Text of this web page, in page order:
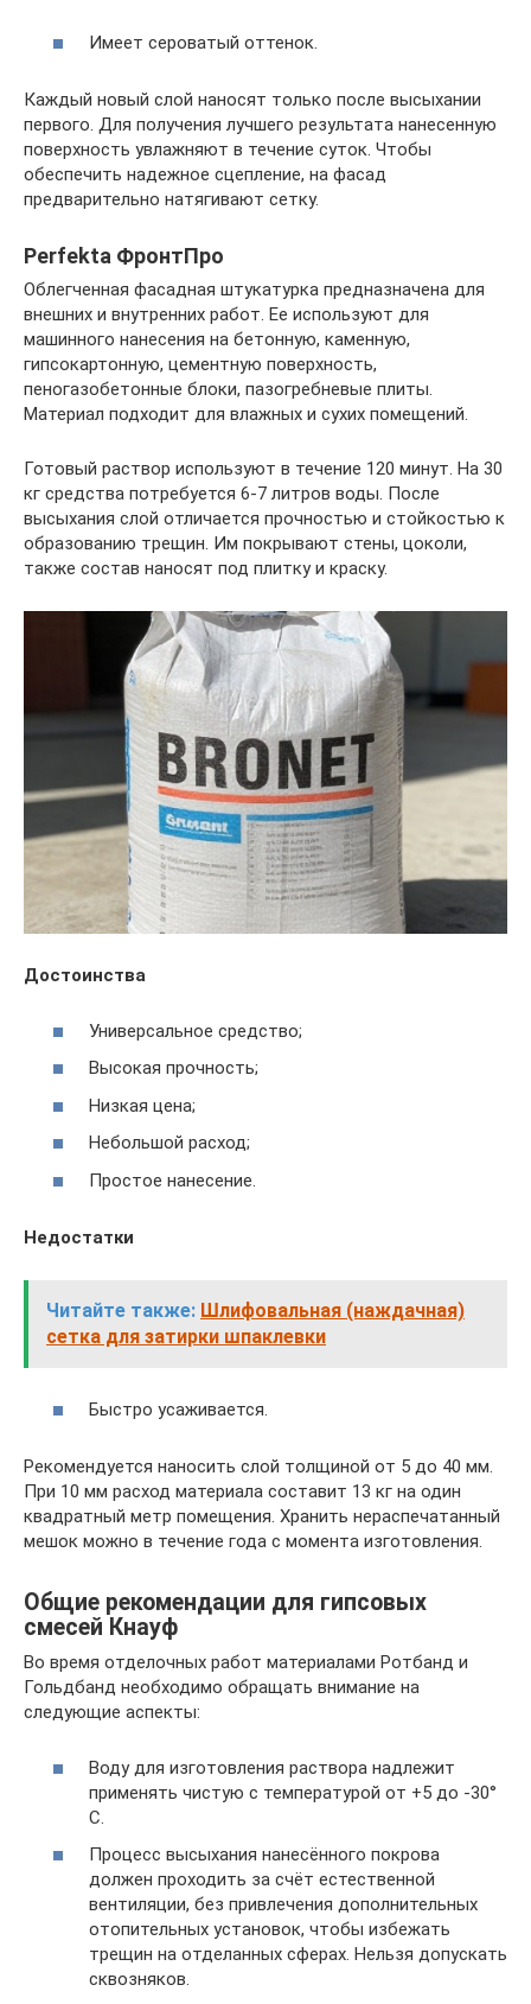
Имеет сероватый оттенок.
Каждый новый слой наносят только после высыхании
первого. Для получения лучшего результата нанесенную
поверхность увлажняют в течение суток. Чтобы
обеспечить надежное сцепление, на фасад
предварительно натягивают сетку.
Perfekta ФронтПро
Облегченная фасадная штукатурка предназначена для
внешних и внутренних работ. Ее используют для
машинного нанесения на бетонную, каменную,
гипсокартонную, цементную поверхность,
пеногазобетонные блоки, пазогребневые плиты.
Материал подходит для влажных и сухих помещений.
Готовый раствор используют в течение 120 минут. На 30
кг средства потребуется 6-7 литров воды. После
высыхания слой отличается прочностью и стойкостью к
образованию трещин. Им покрывают стены, цоколи,
также состав наносят под плитку и краску.
Достоинства
Универсальное средство;
Высокая прочность;
Низкая цена;
Небольшой расход;
Простое нанесение.
Недостатки
Читайте также: Шлифовальная (наждачная)
сетка для затирки шпаклевки
Быстро усаживается.
Рекомендуется наносить слой толщиной от 5 до 40 мм.
При 10 мм расход материала составит 13 кг на один
квадратный метр помещения. Хранить нераспечатанный
мешок можно в течение года с момента изготовления.
Общие рекомендации для гипсовых
смесей Кнауф
Во время отделочных работ материалами Ротбанд и
Гольдбанд необходимо обращать внимание на
следующие аспекты:
Воду для изготовления раствора надлежит
применять чистую с температурой от +5 до -30°
C.
Процесс высыхания нанесённого покрова
должен проходить за счёт естественной
вентиляции, без привлечения дополнительных
отопительных установок, чтобы избежать
трещин на отделанных сферах. Нельзя допускать
сквозняков.